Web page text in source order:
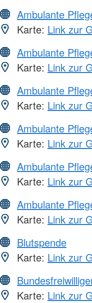
Ambulante
Karte: Link zur
Ambulante
Karte: Link zur
Ambulante
Karte: Link zur
Ambulante
Karte: Link zur
Ambulante
Karte: Link zur
Ambulante
Karte: Link zur
Blutspende
Karte: Link zur
Karte: Link zur